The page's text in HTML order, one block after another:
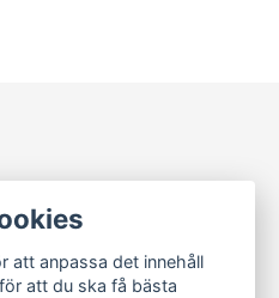
att anpassa det innehåll
att du ska få bästa